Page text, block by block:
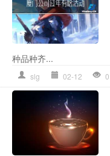
种品种齐...
slg 02-12 0